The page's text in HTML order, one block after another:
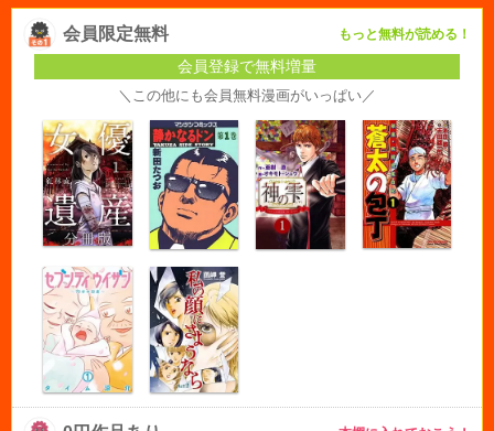
会員限定無料 もっと無料が読める！
会員登録で無料増量
＼この他にも会員無料漫画がいっぱい／